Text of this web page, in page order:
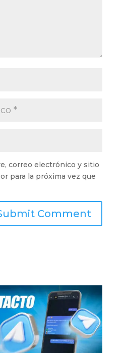
correo electrónico y sitio
para la próxima vez que